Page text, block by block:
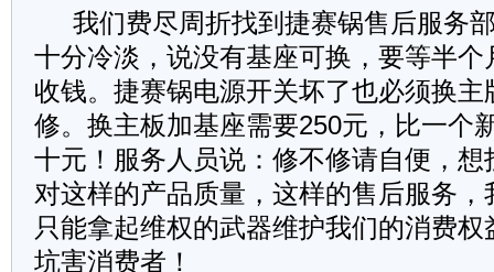
我们费尽周折找到捷赛锅售后服务
十分冷淡，说没有基座可换，要等半
收钱。捷赛锅电源开关坏了也必须换主
修。换主板加基座需要250元，比一个
十元！服务人员说：修不修请自便，
对这样的产品质量，这样的售后服务
只能拿起维权的武器维护我们的消费
坑害消费者！